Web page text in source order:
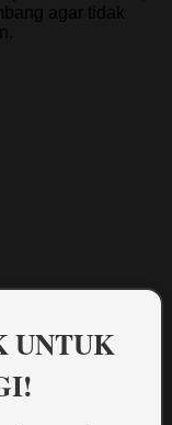
agar tidak
UNTUK